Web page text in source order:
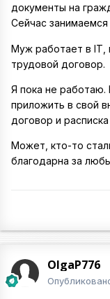
документы на
Сейчас
Муж работает в IT,
трудовой договор.
Я пока не работаю.
приложить в свой
договор и
Может, кто-то
благодарна за
OlgaP776